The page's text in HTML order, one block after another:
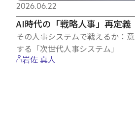
AI時代の「戦略人事」再定義
その人事システムで戦えるか：
する「次世代人事システム」
2026.06.22
岩佐 真人